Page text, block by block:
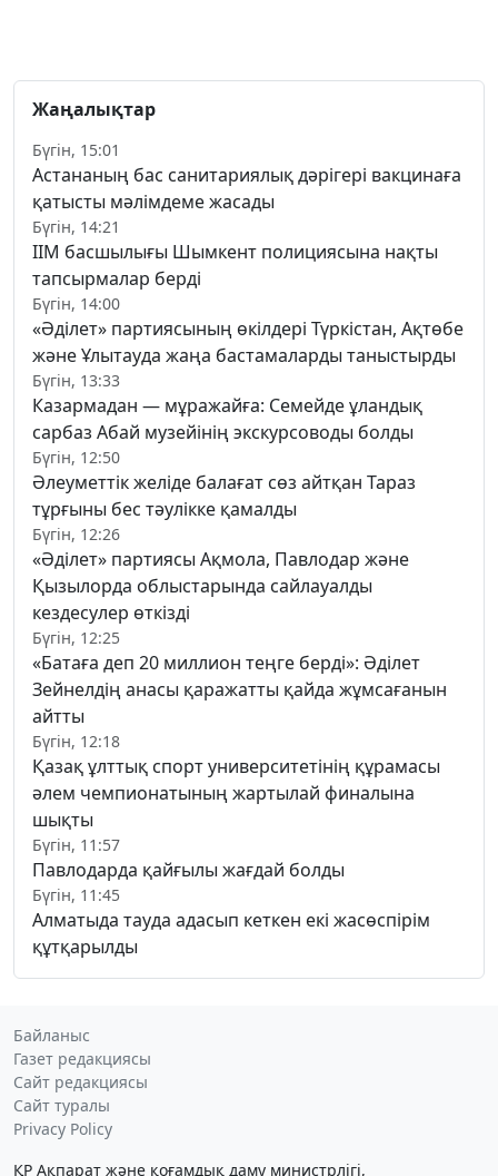
Жаңалықтар
Бүгін, 15:01
Астананың бас санитариялық дәрігері вакцинаға
қатысты мәлімдеме жасады
Бүгін, 14:21
ІІМ басшылығы Шымкент полициясына нақты
тапсырмалар берді
Бүгін, 14:00
«Әділет» партиясының өкілдері Түркістан, Ақтөбе
және Ұлытауда жаңа бастамаларды таныстырды
Бүгін, 13:33
Казармадан — мұражайға: Семейде ұландық
сарбаз Абай музейінің экскурсоводы болды
Бүгін, 12:50
Әлеуметтік желіде балағат сөз айтқан Тараз
тұрғыны бес тәулікке қамалды
Бүгін, 12:26
«Әділет» партиясы Ақмола, Павлодар және
Қызылорда облыстарында сайлауалды
кездесулер өткізді
Бүгін, 12:25
«Батаға деп 20 миллион теңге берді»: Әділет
Зейнелдің анасы қаражатты қайда жұмсағанын
айтты
Бүгін, 12:18
Қазақ ұлттық спорт университетінің құрамасы
әлем чемпионатының жартылай финалына
шықты
Бүгін, 11:57
Павлодарда қайғылы жағдай болды
Бүгін, 11:45
Алматыда тауда адасып кеткен екі жасөспірім
құтқарылды
Байланыс
Газет редакциясы
Сайт редакциясы
Сайт туралы
Privacy Policy
ҚР Ақпарат және қоғамдық даму министрлігі,